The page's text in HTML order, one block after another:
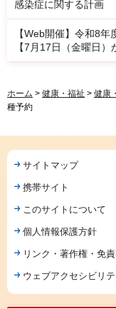
感染症に関する計画
【Web開催】令和8
【7月17日（金曜日）
ホーム > 健康・福祉 > 健康
種予約
サイトマップ
携帯サイト
このサイトについて
個人情報保護方針
リンク・著作権・免
ウェブアクセシビリ